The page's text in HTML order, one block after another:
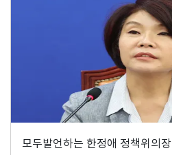
모두발언하는 한정애 정책위의장